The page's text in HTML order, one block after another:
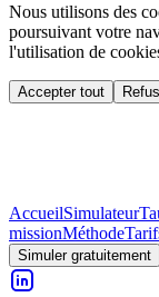
Nous utilisons des
poursuivant votre
l'utilisation de
Accepter tout
AccueilSimulateur
missionMéthode
Simuler gratuitement